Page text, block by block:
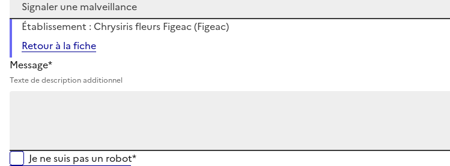
Établissement : Chrysiris fleurs Figeac (Figeac)
Retour à la fiche
Message*
Texte de description additionnel
Je ne suis pas un robot*